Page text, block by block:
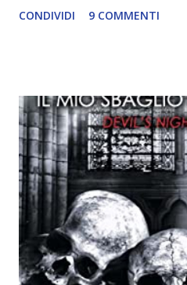
incontrano e Hesediel mostra
angelo puro, Elemiah. Ma, a
l'angelo non ha intenzione di
per avvertili che Mikael non è
credono e che potrebbe aver
Rafael. A quelle parole, Haniel
nell'appartamento, senza
chiesetta. Lì trovano Rafael
ma questa volta ...
CONDIVIDI 9 COMMENTI